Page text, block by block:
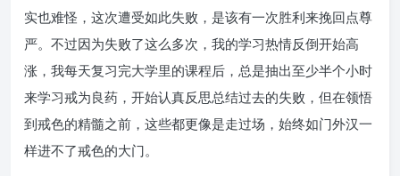
实也难怪，这次遭受如此失败，是该有一次胜利来挽回点尊
严。不过因为失败了这么多次，我的学习热情反倒开始高
涨，我每天复习完大学里的课程后，总是抽出至少半个小时
来学习戒为良药，开始认真反思总结过去的失败，但在领悟
到戒色的精髓之前，这些都更像是走过场，始终如门外汉一
样进不了戒色的大门。